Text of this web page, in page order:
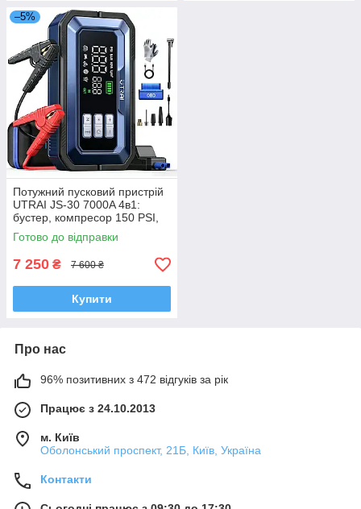
–5%
Потужний пусковий пристрій
UTRAI JS-30 7000A 4в1:
бустер, компресор 150 PSI,
повербанк, LED ліхтар 2000
lm
Готово до відправки
7 250 ₴ 7 600 ₴
Купити
Про нас
96% позитивних з 472 відгуків за рік
Працює з 24.10.2013
м. Київ
Оболонський проспект, 21Б, Київ, Україна
Контакти